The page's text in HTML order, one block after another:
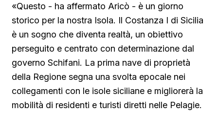
«Questo - ha affermato Aricò - è un giorno
storico per la nostra Isola. Il Costanza I di Sicilia
è un sogno che diventa realtà, un obiettivo
perseguito e centrato con determinazione dal
governo Schifani. La prima nave di proprietà
della Regione segna una svolta epocale nei
collegamenti con le isole siciliane e migliorerà la
mobilità di residenti e turisti diretti nelle Pelagie.